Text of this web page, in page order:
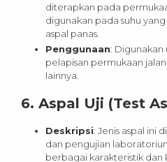
diterapkan pada
digunakan pada suhu
aspal panas.
Penggunaan: Digunakan
pelapisan permukaan
lainnya.
6. Aspal Uji (Test
Deskripsi: Jenis aspal ini
dan pengujian
berbagai karakteristik dan